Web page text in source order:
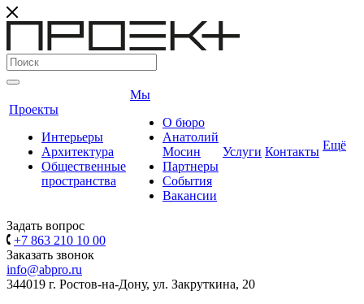
Проекты
Интерьеры
Архитектура
Общественные
пространства
Мы
О бюро
Анатолий
Мосин
Партнеры
События
Вакансии
Услуги Контакты Ещё
Задать вопрос
+7 863 210 10 00
Заказать звонок
info@abpro.ru
344019 г. Ростов-на-Дону, ул. Закруткина, 20